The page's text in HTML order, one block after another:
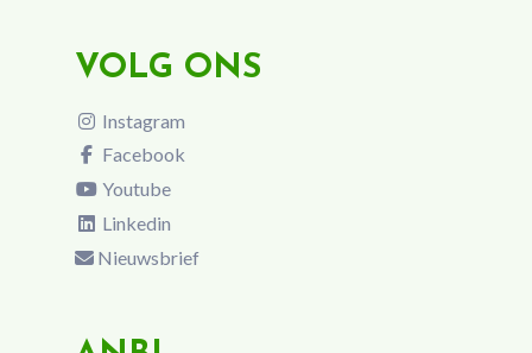
VOLG ONS
Instagram
Facebook
Youtube
Linkedin
Nieuwsbrief